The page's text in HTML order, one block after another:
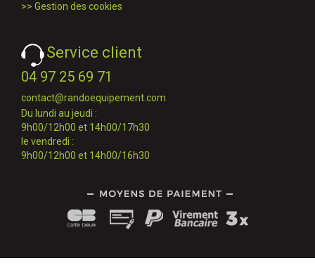
>> Gestion des cookies
Service client
04 97 25 69 71
contact@randoequipement.com
Du lundi au jeudi :
9h00/12h00 et 14h00/17h30
le vendredi :
9h00/12h00 et 14h00/16h30